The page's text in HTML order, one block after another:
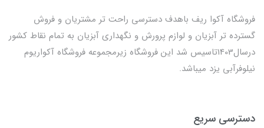
فروشگاه آکوا ریف باهدف دسترسی راحت تر مشتریان و فروش
گسترده تر آبزیان و لوازم پرورش و نگهداری آبزیان به تمام نقاط کشور
درسال1403تاسیس شد این فروشگاه زیرمجموعه فروشگاه آکواریوم
نیلوفرآبی یزد میباشد.
دسترسی سریع